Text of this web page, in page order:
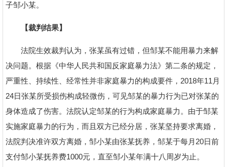
子邹小某。
【裁判结果】
法院生效裁判认为，张某虽有过错，但邹某不能用暴力来解
决问题。根据《中华人民共和国反家庭暴力法》第二条的规定，
严重性、持续性、经常性并非家庭暴力的构成要件，2018年11月
24日张某所受损伤构成轻微伤，可见邹某的暴力行为已对张某的
身体造成了伤害。法院认定邹某的行为构成家庭暴力。由于邹某
实施家庭暴力的行为，而且双方已经分居，张某坚持要求离婚，
法院判决准许双方离婚，邹小某由张某抚养，邹某于每月20日前
支付邹小某抚养费1000元，直至邹小某年满十八周岁为止。